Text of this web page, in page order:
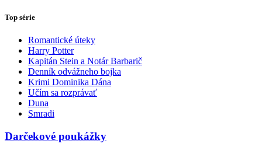
Top série
Romantické úteky
Harry Potter
Kapitán Stein a Notár Barbarič
Denník odvážneho bojka
Krimi Dominika Dána
Učím sa rozprávať
Duna
Smradi
Darčekové poukážky